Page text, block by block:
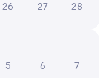
в Вологду-1
26 27 28
5 6 7